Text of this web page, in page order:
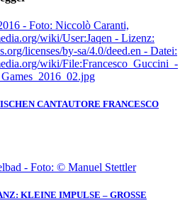
CANTAUTORE FRANCESCO
KLEINE IMPULSE – GROSSE